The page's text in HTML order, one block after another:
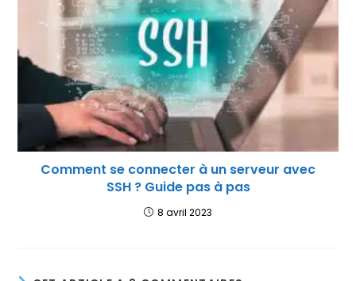
Comment se connecter à un serveur avec
SSH ? Guide pas à pas
8 avril 2023